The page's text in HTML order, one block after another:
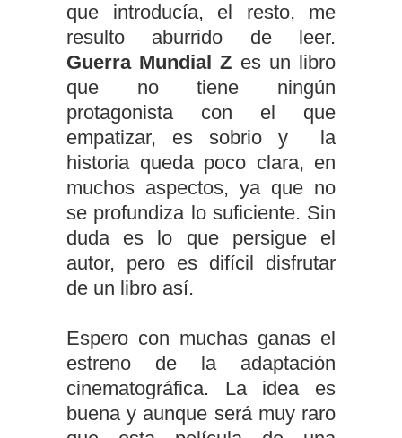
que introducía, el resto, me
resulto aburrido de leer.
Guerra Mundial Z es un libro
que no tiene ningún
protagonista con el que
empatizar, es sobrio y la
historia queda poco clara, en
muchos aspectos, ya que no
se profundiza lo suficiente. Sin
duda es lo que persigue el
autor, pero es difícil disfrutar
de un libro así.
Espero con muchas ganas el
estreno de la adaptación
cinematográfica. La idea es
buena y aunque será muy raro